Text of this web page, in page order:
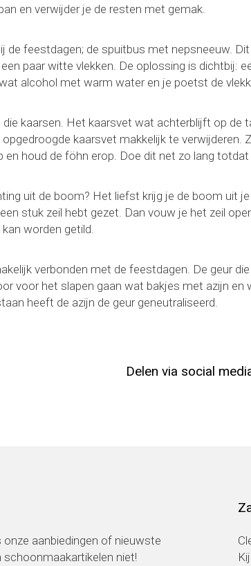
en verwijder je de resten met gemak.
de feestdagen; de spuitbus met nepsneeuw.
paar witte vlekken. De oplossing is dichtbij:
alcohol met warm water en je poetst de
kaarsen. Het kaarsvet wat achterblijft op de
kaarsvet makkelijk te verwijderen.
en houd de föhn erop. Doe dit net zo lang
uit de boom? Het liefst krijg je de boom uit
stuk zeil hebt gezet. Dan vouw je het zeil
worden getild.
verbonden met de feestdagen. De geur
voor het slapen gaan wat bakjes met azijn en
heeft de azijn de geur geneutraliseerd.
Delen via social
aanbiedingen of nieuwste
niet!